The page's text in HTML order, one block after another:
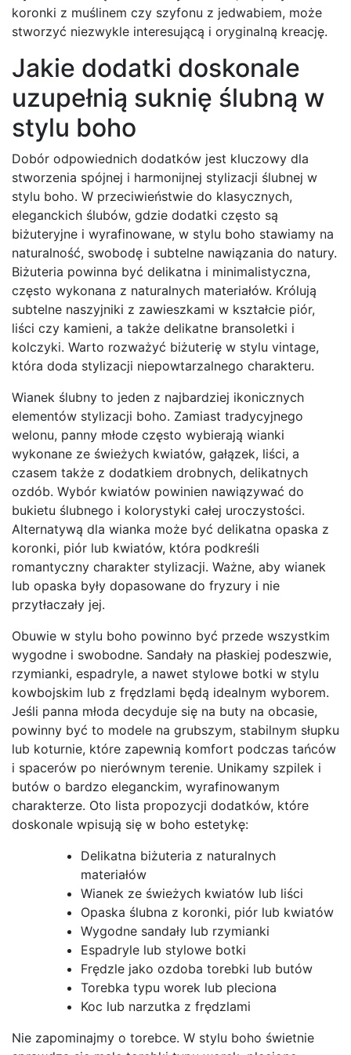
koronki z muślinem czy szyfonu z jedwabiem, może
stworzyć niezwykle interesującą i oryginalną kreację.
Jakie dodatki doskonale
uzupełnią suknię ślubną w
stylu boho
Dobór odpowiednich dodatków jest kluczowy dla
stworzenia spójnej i harmonijnej stylizacji ślubnej w
stylu boho. W przeciwieństwie do klasycznych,
eleganckich ślubów, gdzie dodatki często są
biżuteryjne i wyrafinowane, w stylu boho stawiamy na
naturalność, swobodę i subtelne nawiązania do natury.
Biżuteria powinna być delikatna i minimalistyczna,
często wykonana z naturalnych materiałów. Królują
subtelne naszyjniki z zawieszkami w kształcie piór,
liści czy kamieni, a także delikatne bransoletki i
kolczyki. Warto rozważyć biżuterię w stylu vintage,
która doda stylizacji niepowtarzalnego charakteru.
Wianek ślubny to jeden z najbardziej ikonicznych
elementów stylizacji boho. Zamiast tradycyjnego
welonu, panny młode często wybierają wianki
wykonane ze świeżych kwiatów, gałązek, liści, a
czasem także z dodatkiem drobnych, delikatnych
ozdób. Wybór kwiatów powinien nawiązywać do
bukietu ślubnego i kolorystyki całej uroczystości.
Alternatywą dla wianka może być delikatna opaska z
koronki, piór lub kwiatów, która podkreśli
romantyczny charakter stylizacji. Ważne, aby wianek
lub opaska były dopasowane do fryzury i nie
przytłaczały jej.
Obuwie w stylu boho powinno być przede wszystkim
wygodne i swobodne. Sandały na płaskiej podeszwie,
rzymianki, espadryle, a nawet stylowe botki w stylu
kowbojskim lub z frędzlami będą idealnym wyborem.
Jeśli panna młoda decyduje się na buty na obcasie,
powinny być to modele na grubszym, stabilnym słupku
lub koturnie, które zapewnią komfort podczas tańców
i spacerów po nierównym terenie. Unikamy szpilek i
butów o bardzo eleganckim, wyrafinowanym
charakterze. Oto lista propozycji dodatków, które
doskonale wpisują się w boho estetykę:
Delikatna biżuteria z naturalnych
materiałów
Wianek ze świeżych kwiatów lub liści
Opaska ślubna z koronki, piór lub kwiatów
Wygodne sandały lub rzymianki
Espadryle lub stylowe botki
Frędzle jako ozdoba torebki lub butów
Torebka typu worek lub pleciona
Koc lub narzutka z frędzlami
Nie zapominajmy o torebce. W stylu boho świetnie